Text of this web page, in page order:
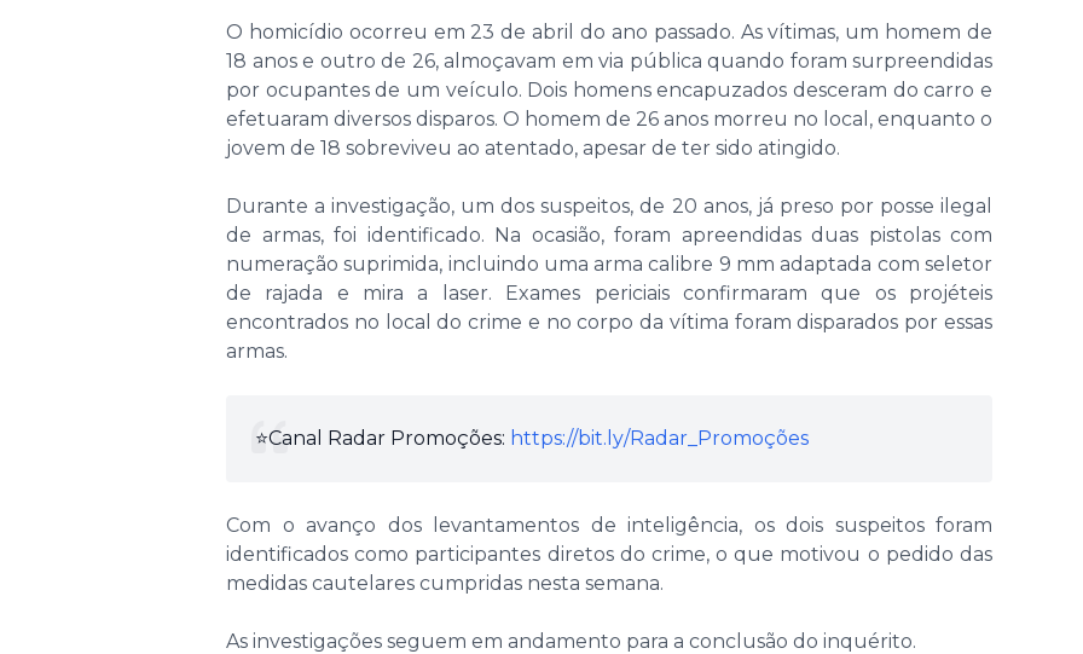
O homicídio ocorreu em 23 de abril do ano passado. As vítimas, um homem de
18 anos e outro de 26, almoçavam em via pública quando foram surpreendidas
por ocupantes de um veículo. Dois homens encapuzados desceram do carro e
efetuaram diversos disparos. O homem de 26 anos morreu no local, enquanto o
jovem de 18 sobreviveu ao atentado, apesar de ter sido atingido.
Durante a investigação, um dos suspeitos, de 20 anos, já preso por posse ilegal
de armas, foi identificado. Na ocasião, foram apreendidas duas pistolas com
numeração suprimida, incluindo uma arma calibre 9 mm adaptada com seletor
de rajada e mira a laser. Exames periciais confirmaram que os projéteis
encontrados no local do crime e no corpo da vítima foram disparados por essas
armas.
⭐️Canal Radar Promoções: https://bit.ly/Radar_Promoções
Com o avanço dos levantamentos de inteligência, os dois suspeitos foram
identificados como participantes diretos do crime, o que motivou o pedido das
medidas cautelares cumpridas nesta semana.
As investigações seguem em andamento para a conclusão do inquérito.